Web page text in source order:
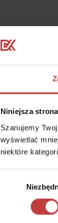
Niniejsza
Szanujemy
wyświetlać
niektóre